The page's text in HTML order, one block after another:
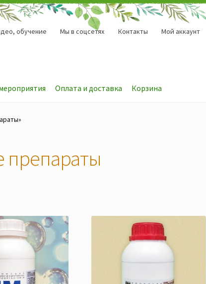
обучение Мы в соцсетях Контакты Мой аккаунт
Оплата и доставка Корзина
препараты